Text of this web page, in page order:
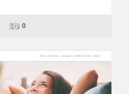
0